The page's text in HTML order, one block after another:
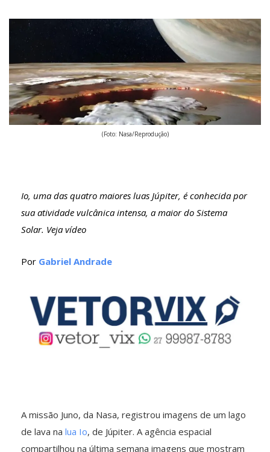
(Foto: Nasa/Reprodução)
Io, uma das quatro maiores luas Júpiter, é conhecida por
sua atividade vulcânica intensa, a maior do Sistema
Solar. Veja vídeo
Por Gabriel Andrade
A missão Juno, da Nasa, registrou imagens de um lago
de lava na lua Io, de Júpiter. A agência espacial
compartilhou na última semana imagens que mostram